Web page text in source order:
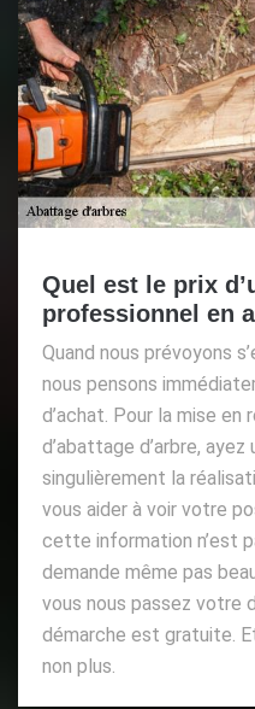
Quel est le prix
professionnel en
Quand nous prévoyons
nous pensons
d’achat. Pour la mise
d’abattage d’arbre,
singulièrement la
vous aider à voir votre
cette information n’est
demande même pas
vous nous passez votre
démarche est gratuite.
non plus.